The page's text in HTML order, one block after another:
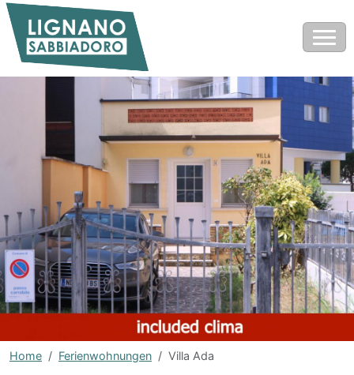
Home Ferienwohnungen Villa Ada